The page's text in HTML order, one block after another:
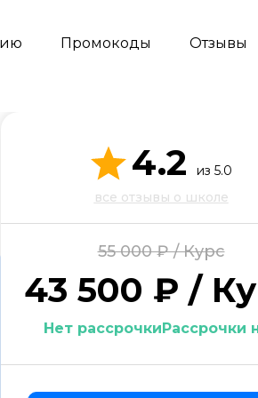
Промокоды Отзывы
4.2
из 5.0
все отзывы о школе
55 000 ₽ / Курс
43 500 ₽ /
Нет рассрочкиРассрочки